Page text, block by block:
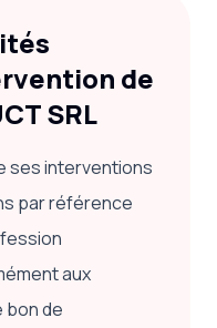
de
SRL
ses interventions
par référence
aux
bon de